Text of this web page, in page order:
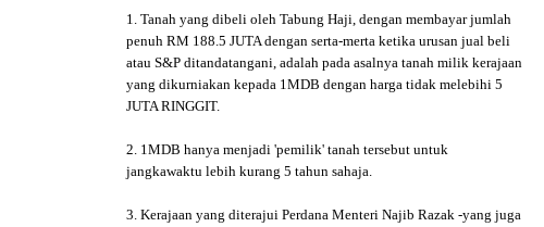
1. Tanah yang dibeli oleh Tabung Haji, dengan membayar jumlah
penuh RM 188.5 JUTA dengan serta-merta ketika urusan jual beli
atau S&P ditandatangani, adalah pada asalnya tanah milik kerajaan
yang dikurniakan kepada 1MDB dengan harga tidak melebihi 5
JUTA RINGGIT.
2. 1MDB hanya menjadi 'pemilik' tanah tersebut untuk
jangkawaktu lebih kurang 5 tahun sahaja.
3. Kerajaan yang diterajui Perdana Menteri Najib Razak -yang juga